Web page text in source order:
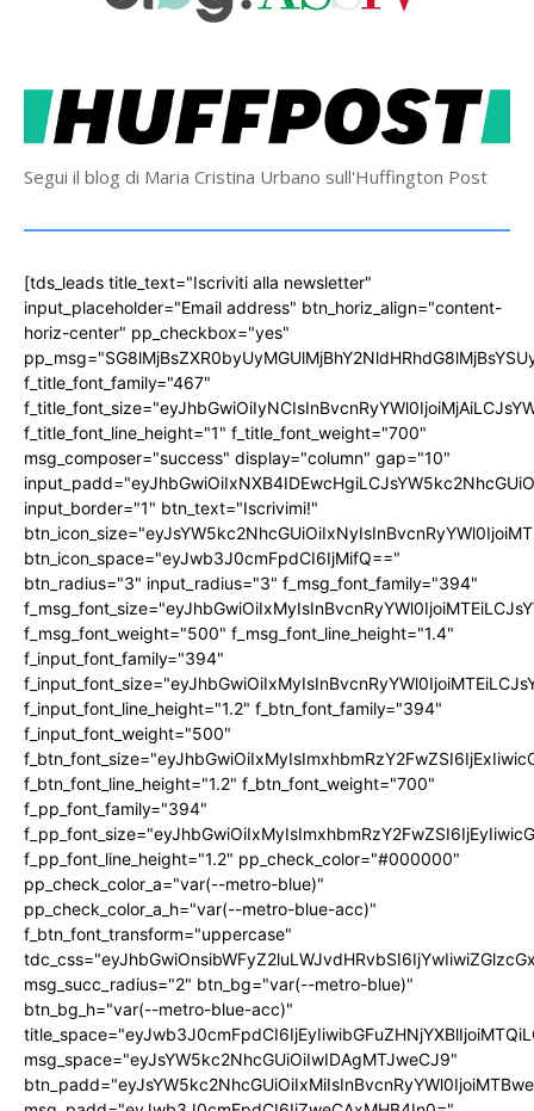
Segui il blog di Maria Cristina Urbano sull'Huffington Post
[tds_leads title_text="Iscriviti alla newsletter"
input_placeholder="Email address" btn_horiz_align="content-
horiz-center" pp_checkbox="yes"
f_title_font_family="467"
f_title_font_line_height="1" f_title_font_weight="700"
msg_composer="success" display="column" gap="10"
input_border="1" btn_text="Iscrivimi!"
btn_icon_space="eyJwb3J0cmFpdCI6IjMifQ=="
btn_radius="3" input_radius="3" f_msg_font_family="394"
f_msg_font_weight="500" f_msg_font_line_height="1.4"
f_input_font_family="394"
f_input_font_line_height="1.2" f_btn_font_family="394"
f_input_font_weight="500"
f_btn_font_line_height="1.2" f_btn_font_weight="700"
f_pp_font_family="394"
f_pp_font_line_height="1.2" pp_check_color="#000000"
pp_check_color_a="var(--metro-blue)"
pp_check_color_a_h="var(--metro-blue-acc)"
f_btn_font_transform="uppercase"
msg_succ_radius="2" btn_bg="var(--metro-blue)"
btn_bg_h="var(--metro-blue-acc)"
msg_space="eyJsYW5kc2NhcGUiOiIwIDAgMTJweCJ9"